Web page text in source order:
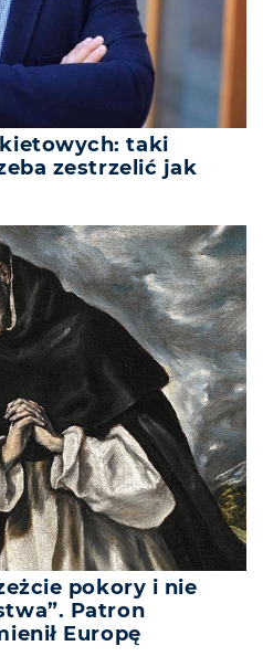
taki
zestrzelić jak
pokory i nie
Patron
Europę